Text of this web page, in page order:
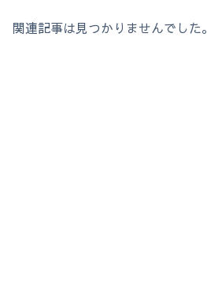
関連記事は見つかりませんでした。